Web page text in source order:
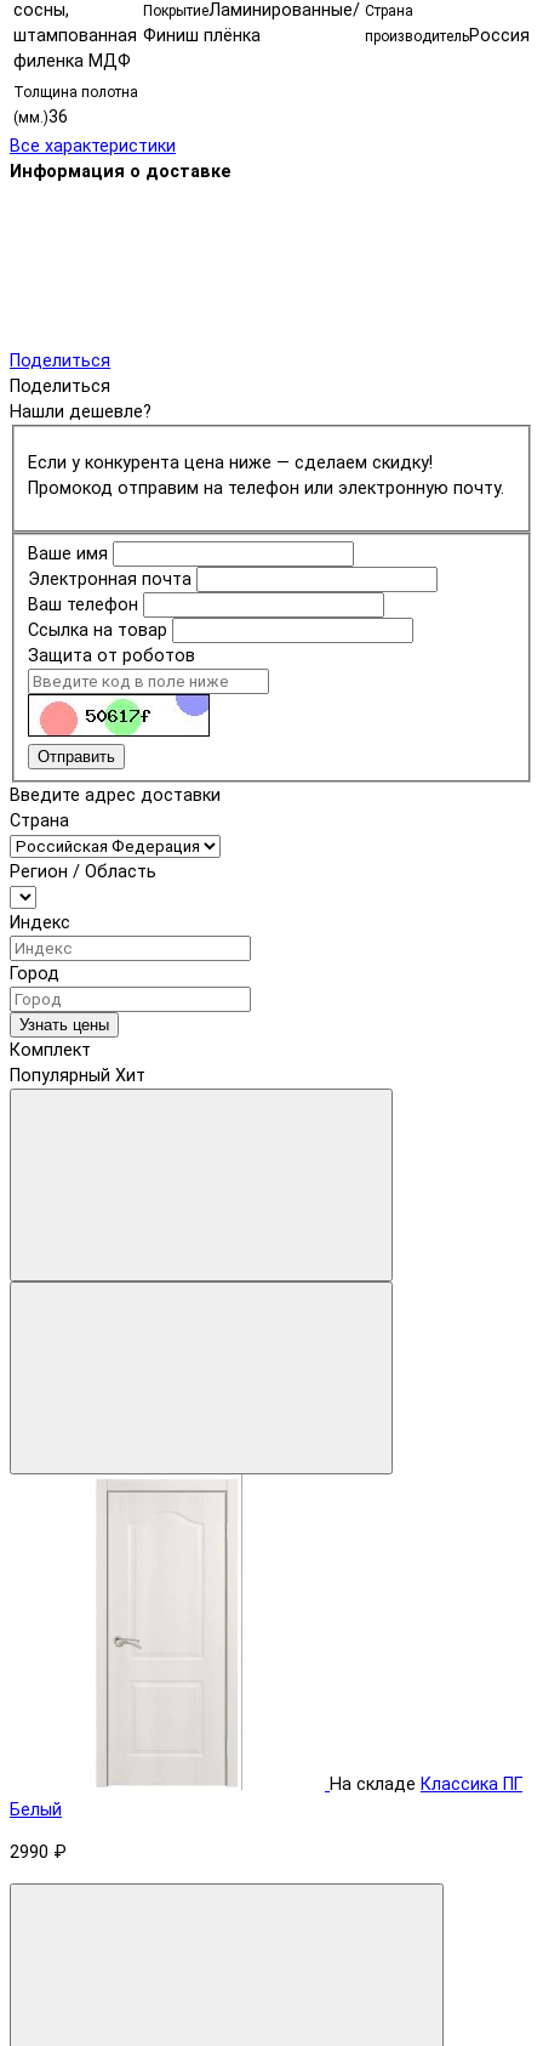
сосны,
штампованная
филенка МДФ
ПокрытиеЛаминированные/
Финиш плёнка
Страна
производительРоссия
Толщина полотна
(мм.)36
Все характеристики
Информация о доставке
Поделиться
Поделиться
Нашли дешевле?
Если у конкурента цена ниже — сделаем скидку!
Промокод отправим на телефон или электронную почту.
Ваше имя
Электронная почта
Ваш телефон
Ссылка на товар
Защита от роботов
Отправить
Введите адрес доставки
Страна
Регион / Область
Индекс
Город
Узнать цены
Комплект
Популярный Хит
На складе Классика ПГ
Белый
2990 ₽